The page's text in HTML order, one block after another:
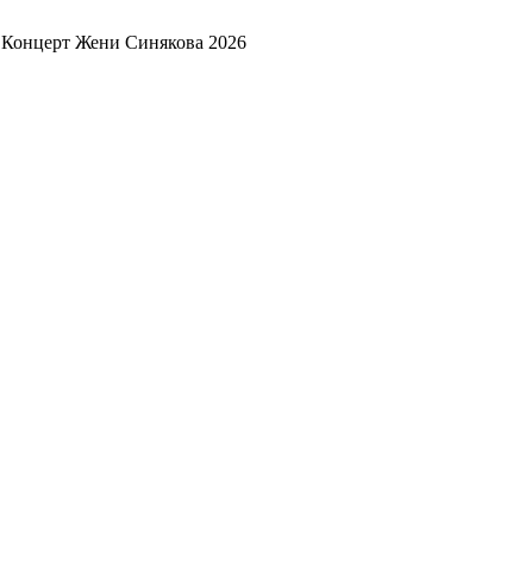
Концерт Жени Синякова 2026